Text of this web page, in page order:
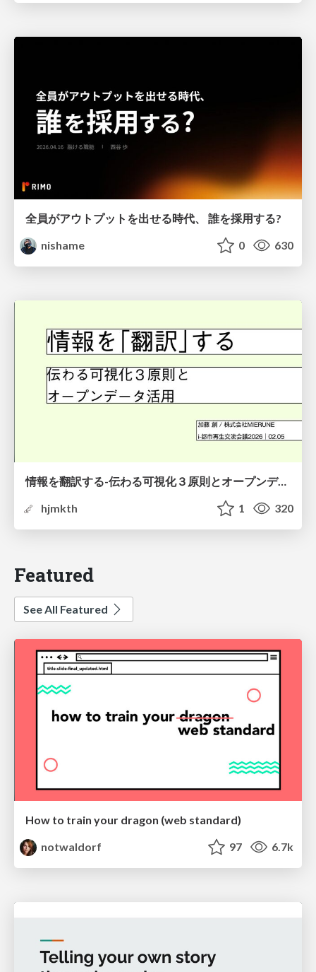
全員がアウトプットを出せる時代、 誰を採用する?
nishame
0 630
情報を翻訳する-伝わる可視化３原則とオープンデータ活用-
hjmkth
1 320
Featured
See All Featured
How to train your dragon (web standard)
notwaldorf
97 6.7k